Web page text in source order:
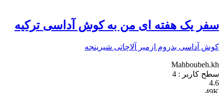
سفر یک هفته ای من به کوش آداسی ترکیه
کوش آداسی بدروم ازمیر آلاچاتی شیرینجه
Mahboubeh.kh
سطح کاربر : 4
4.6